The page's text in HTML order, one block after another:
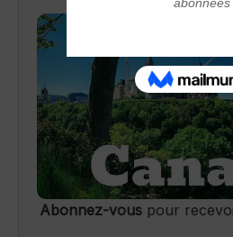
Abonnez-vouspour